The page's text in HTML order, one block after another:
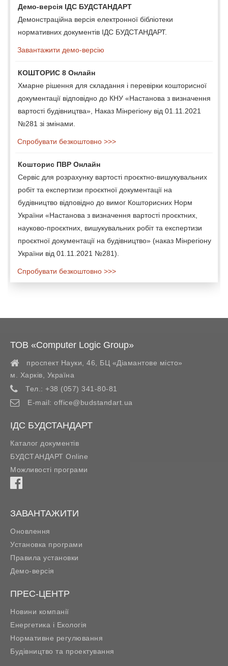
Демо-версія ІДС БУДСТАНДАРТ
Демонстраційна версія електронної бібліотеки
нормативних документів ІДС БУДСТАНДАРТ.
Завантажити демо-версію
КОШТОРИС 8 Онлайн
Хмарне рішення для складання і перевірки кошторисної
документації відповідно до КНУ «Настанова з визначення
вартості будівництва», Наказ Мінрегіону від 01.11.2021
№281 зі змінами.
Спробувати безкоштовно >>>
Кошторис ПВР Онлайн
Сервіс для розрахунку вартості проєктно-вишукувальних
робіт та експертизи проєктної документації на
будівництво відповідно до вимог Кошторисних Норм
України «Настанова з визначення вартості проєктних,
науково-проєктних, вишукувальних робіт та експертизи
проєктної документації на будівництво» (наказ Мінрегіону
України від 01.11.2021 №281).
Спробувати безкоштовно >>>
ТОВ «Computer Logic Group»
проспект Науки, 46, БЦ «Діамантове місто»
м. Харків
Україна
Тел.: +38 (057) 341-80-81
E-mail: office@budstandart.ua
ІДС БУДСТАНДАРТ
Каталог документів
БУДСТАНДАРТ Online
Можливості програми
ЗАВАНТАЖИТИ
Оновлення
Установка програми
Правила установки
Демо-версія
ПРЕС-ЦЕНТР
Новини компанії
Енергетика і Екологія
Нормативне регулювання
Будівництво та проектування